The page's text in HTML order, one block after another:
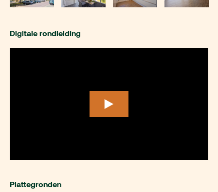
Digitale rondleiding
Plattegronden